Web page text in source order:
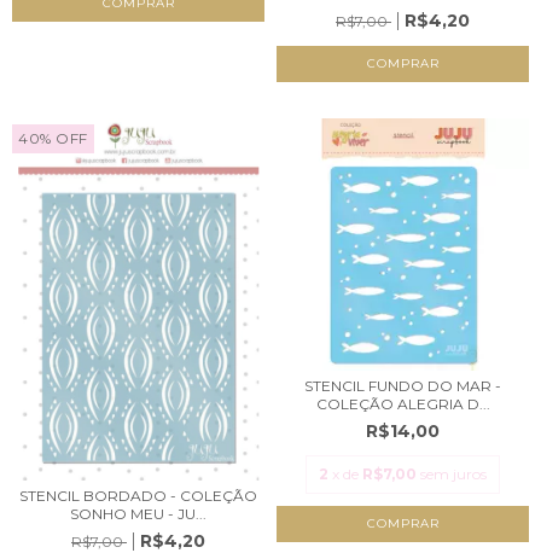
R$7,00
R$4,20
40% OFF
STENCIL BORDADO - COLEÇÃO
SONHO MEU - JU...
R$7,00
R$4,20
STENCIL FUNDO DO MAR -
COLEÇÃO ALEGRIA D...
R$14,00
2 x de R$7,00 sem juros